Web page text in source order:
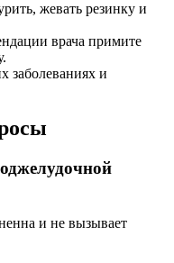
жевать резинку и
врача примите
заболеваниях и
и не вызывает